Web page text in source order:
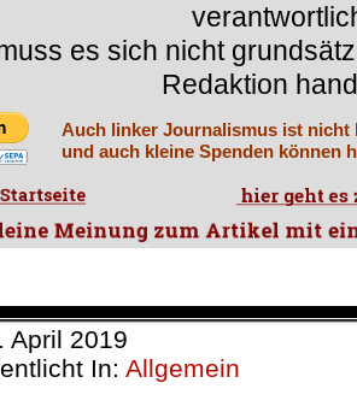
es sich nicht
Redaktion
Auch linker Journalismus ist nicht
und auch kleine Spenden können
April 2019
In: Allgemein